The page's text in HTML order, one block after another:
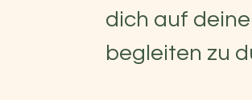
dich auf
begleiten zu